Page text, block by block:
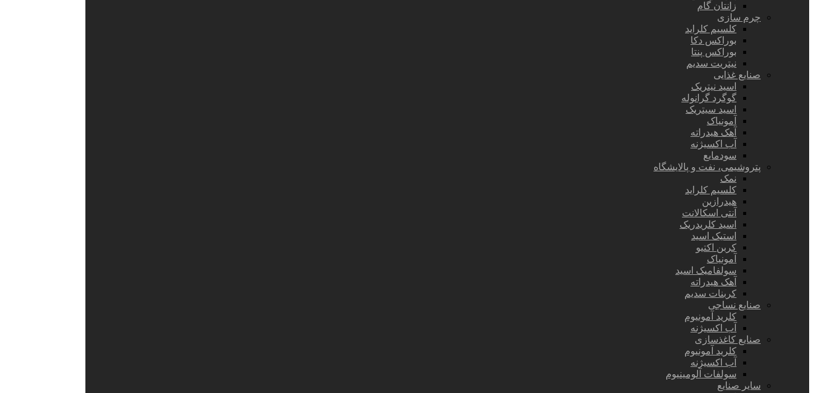
زانتان گام
چرم سازی
کلسیم کلراید
بوراکس دکا
بوراکس پنتا
نیتریت سدیم
صنایع غذایی
اسید نیتریک
گوگرد گرانوله
اسید سیتریک
آمونیاک
آهک هیدراته
آب اکسیژنه
سودمایع
پتروشیمی، نفت و پالایشگاه
نمک
کلسیم کلراید
هیدرازین
آنتی اسکالانت
اسید کلریدریک
استیک اسید
کربن اکتیو
آمونیاک
سولفامیک اسید
آهک هیدراته
کربنات سدیم
صنایع نساجی
کلرید آمونیوم
آب اکسیژنه
صنایع کاغذسازی
کلرید آمونیوم
آب اکسیژنه
سولفات آلومینیوم
سایر صنایع